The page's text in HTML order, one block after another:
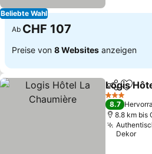
Beliebte Wahl
Ab CHF 107
Preise von 8 Websites anzeigen
TeilenZu
Logis
3 Sterne
8.7
8.8 km bis
Dekor